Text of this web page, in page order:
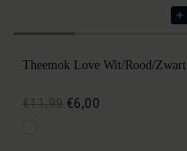
Theemok Love Wit/rood/zwart
€11,99 €6,00